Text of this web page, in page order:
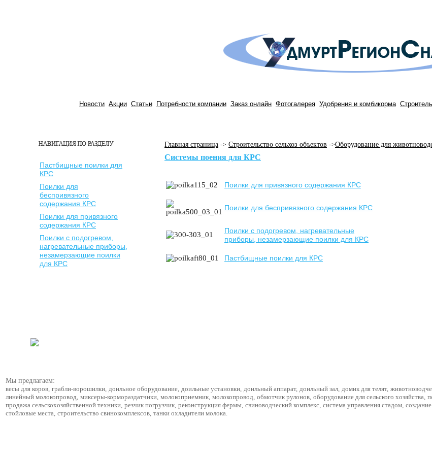
Новости Акции Статьи Потребности компании Заказ онлайн Фотогалерея Удобрения и комбикорма
Главная страница -> Строительство сельхоз объектов ->Оборудование для
Пастбищные поилки для
КРС
Поилки для
беспривязного
содержания КРС
Поилки для привязного
содержания КРС
Поилки с подогревом,
нагревательные приборы,
незамерзающие поилки
для КРС
Системы поения для КРС
Поилки для привязного содержания КРС
Поилки для беспривязного содержания КРС
Поилки с подогревом, нагревательные
приборы, незамерзающие поилки для КРС
Пастбищные поилки для КРС
Мы предлагаем:
весы для коров, грабли-ворошилки, доильное оборудование, доильные установки, доильный аппарат, доильный зал, домик для телят,
линейный молокопровод, миксеры-кормораздатчики, молокоприемник, молокопровод, обмотчик рулонов, оборудование для сельского хозяйства,
продажа сельскохозяйственной техники, резчик погрузчик, реконструкция фермы, свиноводческий комплекс, система управления стадом,
стойловые места, строительство свинокомплексов, танки охладители молока.